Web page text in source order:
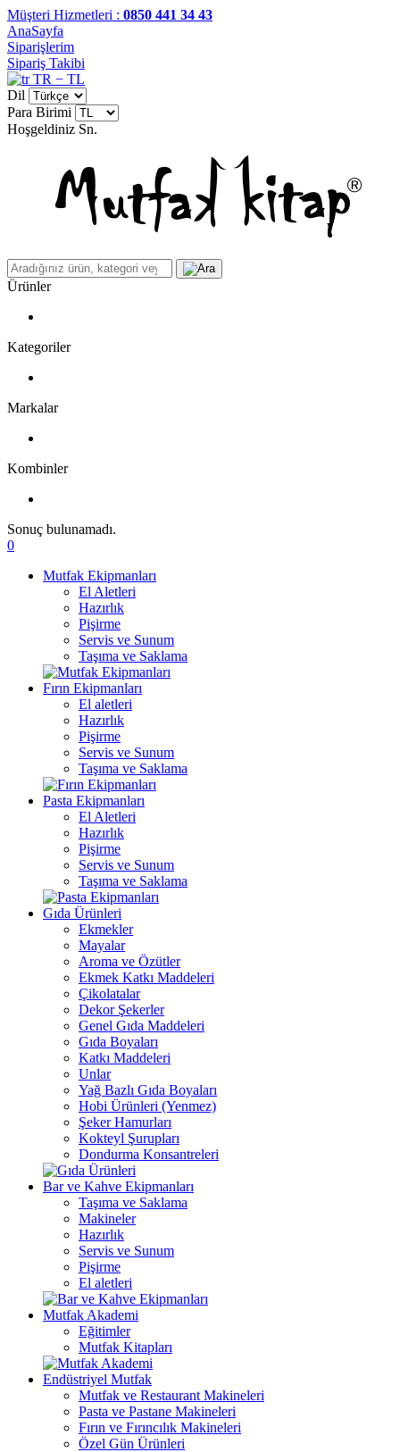
Müşteri Hizmetleri : 0850 441 34 43
AnaSayfa
Siparişlerim
Sipariş Takibi
TR − TL
Dil
Para Birimi
Hoşgeldiniz Sn.
Ürünler
Kategoriler
Markalar
Kombinler
Sonuç bulunamadı.
0
Mutfak Ekipmanları
El Aletleri
Hazırlık
Pişirme
Servis ve Sunum
Taşıma ve Saklama
Fırın Ekipmanları
El aletleri
Hazırlık
Pişirme
Servis ve Sunum
Taşıma ve Saklama
Pasta Ekipmanları
El Aletleri
Hazırlık
Pişirme
Servis ve Sunum
Taşıma ve Saklama
Gıda Ürünleri
Ekmekler
Mayalar
Aroma ve Özütler
Ekmek Katkı Maddeleri
Çikolatalar
Dekor Şekerler
Genel Gıda Maddeleri
Gıda Boyaları
Katkı Maddeleri
Unlar
Yağ Bazlı Gıda Boyaları
Hobi Ürünleri (Yenmez)
Şeker Hamurları
Kokteyl Şurupları
Dondurma Konsantreleri
Bar ve Kahve Ekipmanları
Taşıma ve Saklama
Makineler
Hazırlık
Servis ve Sunum
Pişirme
El aletleri
Mutfak Akademi
Eğitimler
Mutfak Kitapları
Endüstriyel Mutfak
Mutfak ve Restaurant Makineleri
Pasta ve Pastane Makineleri
Fırın ve Fırıncılık Makineleri
Özel Gün Ürünleri